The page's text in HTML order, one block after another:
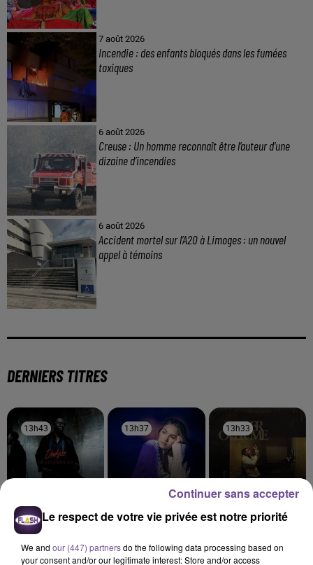
7 août 2026
Incendie : des enfants bloqués dans les fumées
toxiques
6 août 2026
Creuse : Un homme reconnaît être l’auteur d’une
dizaine d’incendies
6 août 2026
Accident mortel sur l’A20 à Limoges : un nouvel
appel à témoins
DERNIERS TITRES
13h43
13h43
Dadju
13h37
13h37
FREYA SKYE
13h33
13h33
DERMOT KENNEDY
13h30
13h30 13h24
13h24 13h17
13h17
Le respect de votre vie privée est notre priorité
We and our (447) partnersdo the following data processing based on
your consent and/or our legitimate interest: Store and/or access
Continuer sans accepter